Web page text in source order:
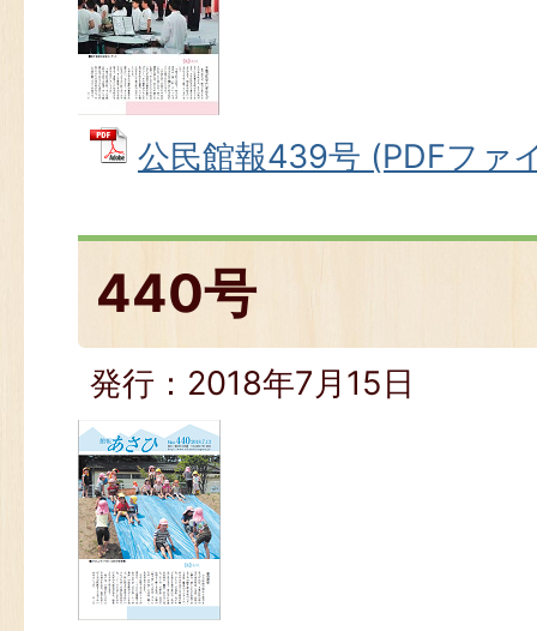
公民館報439号 (PDFファ
440号
発行：2018年7月15日